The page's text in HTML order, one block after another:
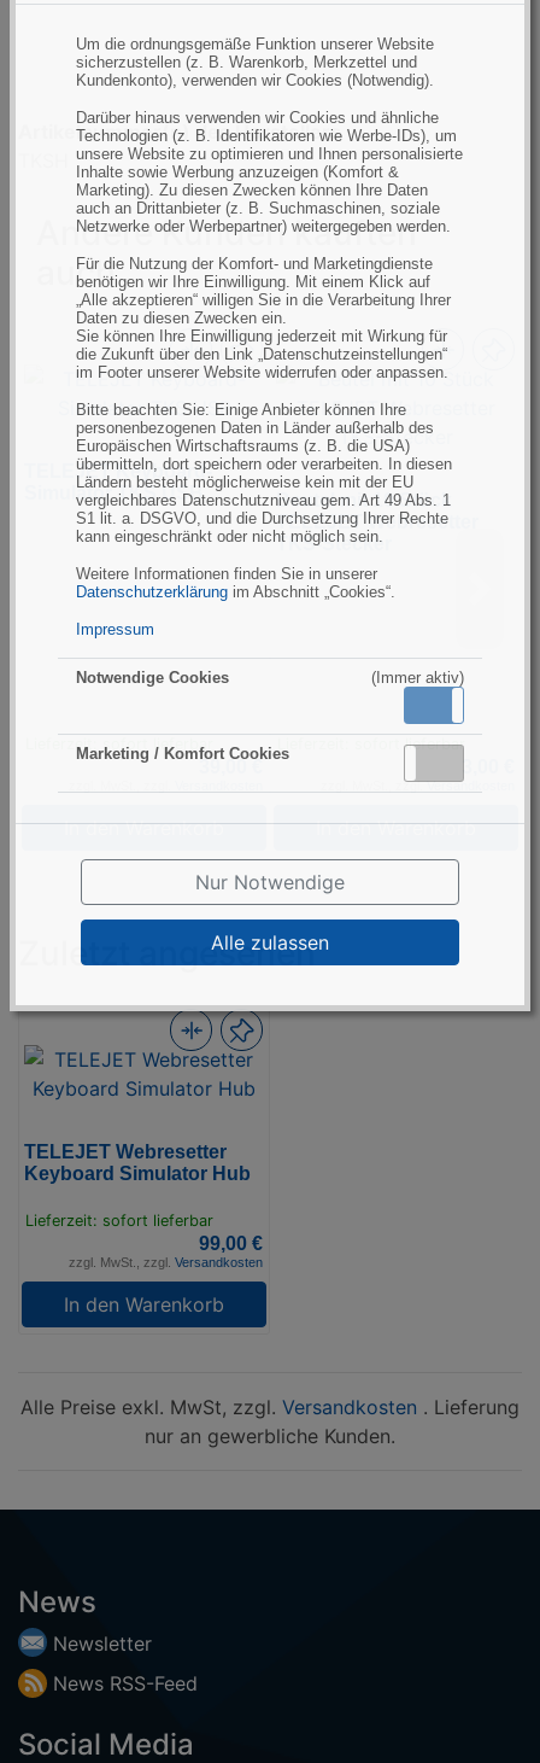
Um die ordnungsgemäße Funktion unserer Website
sicherzustellen (z. B. Warenkorb, Merkzettel und
Kundenkonto), verwenden wir Cookies (Notwendig).
Darüber hinaus verwenden wir Cookies und ähnliche
Technologien (z. B. Identifikatoren wie Werbe-IDs), um
unsere Website zu optimieren und Ihnen personalisierte
Inhalte sowie Werbung anzuzeigen (Komfort &
Marketing). Zu diesen Zwecken können Ihre Daten
auch an Drittanbieter (z. B. Suchmaschinen, soziale
Netzwerke oder Werbepartner) weitergegeben werden.
Für die Nutzung der Komfort- und Marketingdienste
benötigen wir Ihre Einwilligung. Mit einem Klick auf
„Alle akzeptieren“ willigen Sie in die Verarbeitung Ihrer
Daten zu diesen Zwecken ein.
Sie können Ihre Einwilligung jederzeit mit Wirkung für
die Zukunft über den Link „Datenschutzeinstellungen“
im Footer unserer Website widerrufen oder anpassen.
Bitte beachten Sie: Einige Anbieter können Ihre
personenbezogenen Daten in Länder außerhalb des
Europäischen Wirtschaftsraums (z. B. die USA)
übermitteln, dort speichern oder verarbeiten. In diesen
Ländern besteht möglicherweise kein mit der EU
vergleichbares Datenschutzniveau gem. Art 49 Abs. 1
S1 lit. a. DSGVO, und die Durchsetzung Ihrer Rechte
kann eingeschränkt oder nicht möglich sein.
Weitere Informationen finden Sie in unserer
Datenschutzerklärung im Abschnitt „Cookies“.
Impressum
Notwendige Cookies (Immer aktiv)
Marketing / Komfort Cookies
Nur Notwendige
Alle zulassen
Artikelnummer(n) des Herstellers
Andere Kunden kauften
auch
TELEJET Keyboard-
Simulator TKS USB
Lieferzeit: sofort lieferbar
In den Warenkorb
Beutel mit 10 Stück
TELEJET Webresetter
TKS-Stecker
Lieferzeit: sofort lieferbar
zzgl. MwSt., zzgl.Versandkosten
In den Warenkorb
Zuletzt angesehen
TELEJET Webresetter
Keyboard Simulator Hub
Lieferzeit: sofort lieferbar
99,00 €
zzgl. MwSt., zzgl. Versandkosten
In den Warenkorb
Alle Preise exkl. MwSt, zzgl. Versandkosten . Lieferung
nur an gewerbliche Kunden.
News
Newsletter
News RSS-Feed
Social Media